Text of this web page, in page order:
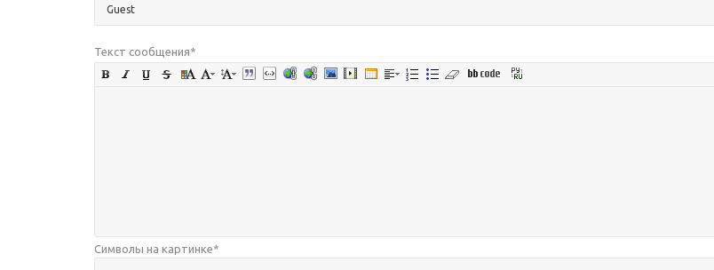
Текст сообщения*
Символы на картинке*